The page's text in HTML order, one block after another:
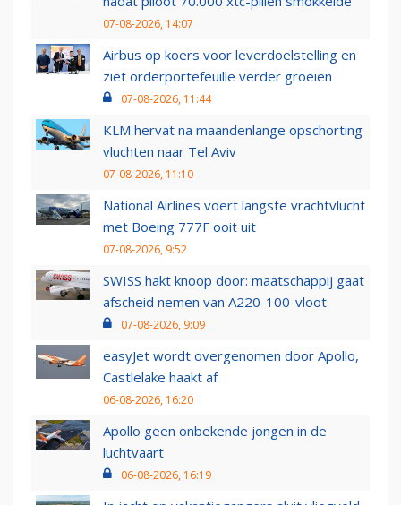
07-08-2026, 14:07
Airbus op koers voor leverdoelstelling en
ziet orderportefeuille verder groeien
07-08-2026, 11:44
KLM hervat na maandenlange opschorting
vluchten naar Tel Aviv
07-08-2026, 11:10
National Airlines voert langste vrachtvlucht
met Boeing 777F ooit uit
07-08-2026, 9:52
SWISS hakt knoop door: maatschappij gaat
afscheid nemen van A220-100-vloot
07-08-2026, 9:09
easyJet wordt overgenomen door Apollo,
Castlelake haakt af
06-08-2026, 16:20
Apollo geen onbekende jongen in de
luchtvaart
06-08-2026, 16:19